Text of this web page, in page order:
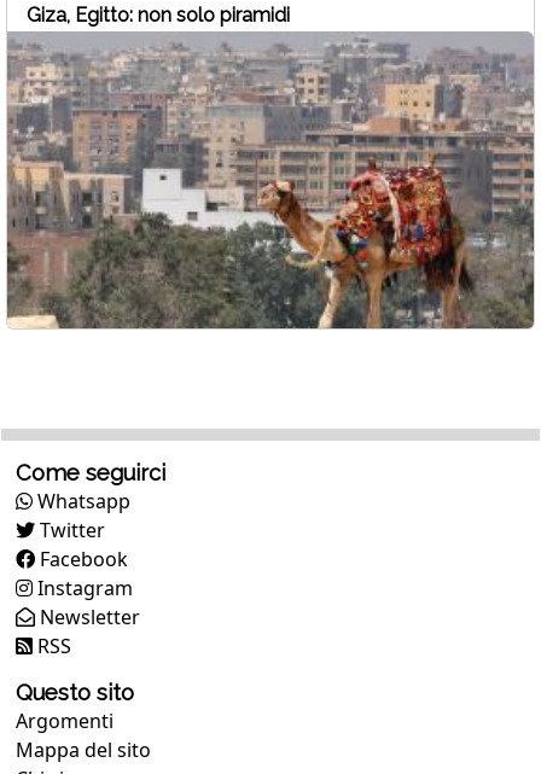
Giza, Egitto: non solo piramidi
Come seguirci
Whatsapp
Twitter
Facebook
Instagram
Newsletter
RSS
Questo sito
Argomenti
Mappa del sito